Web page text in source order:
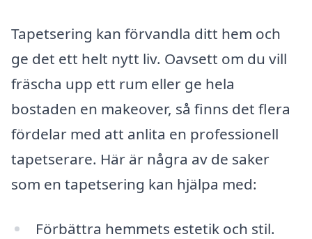
Tapetsering kan förvandla ditt hem och
ge det ett helt nytt liv. Oavsett om du vill
fräscha upp ett rum eller ge hela
bostaden en makeover, så finns det flera
fördelar med att anlita en professionell
tapetserare. Här är några av de saker
som en tapetsering kan hjälpa med:
Förbättra hemmets estetik och stil.